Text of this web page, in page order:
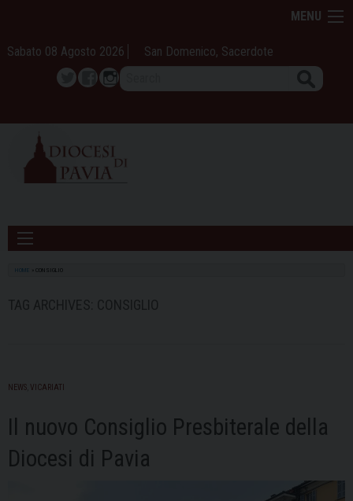
content
MENU
Sabato 08 Agosto 2026 San Domenico, Sacerdote
TwitterFacebook
Instagram
HOME CONSIGLIO
NEWS VICARIATI
Il nuovo Consiglio Presbiterale della
Diocesi di Pavia